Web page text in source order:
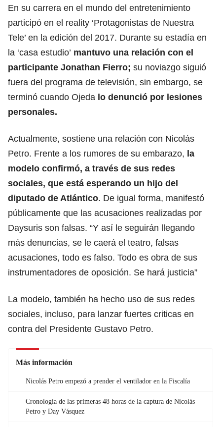
En su carrera en el mundo del entretenimiento
participó en el reality ‘Protagonistas de Nuestra
Tele’ en la edición del 2017. Durante su estadía en
la ‘casa estudio’ mantuvo una relación con el
participante Jonathan Fierro; su noviazgo siguió
fuera del programa de televisión, sin embargo, se
terminó cuando Ojeda lo denunció por lesiones
personales.
Actualmente, sostiene una relación con Nicolás
Petro. Frente a los rumores de su embarazo, la
modelo confirmó, a través de sus redes
sociales, que está esperando un hijo del
diputado de Atlántico. De igual forma, manifestó
públicamente que las acusaciones realizadas por
Daysuris son falsas. “Y así le seguirán llegando
más denuncias, se le caerá el teatro, falsas
acusaciones, todo es falso. Todo es obra de sus
instrumentadores de oposición. Se hará justicia”
La modelo, también ha hecho uso de sus redes
sociales, incluso, para lanzar fuertes criticas en
contra del Presidente Gustavo Petro.
Más información
Nicolás Petro empezó a prender el ventilador en la Fiscalía
Cronología de las primeras 48 horas de la captura de Nicolás
Petro y Day Vásquez